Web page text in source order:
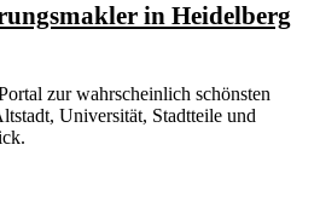
in Heidelberg
zur wahrscheinlich schönsten
Universität, Stadtteile und